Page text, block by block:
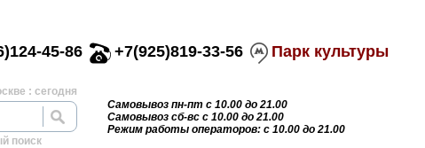
45-86 +7(925)819-33-56 Парк культуры
: сегодня
поиск
Самовывоз пн-пт с 10.00 до 21.00
Самовывоз сб-вс с 10.00 до 21.00
Режим работы операторов: с 10.00 до 21.00